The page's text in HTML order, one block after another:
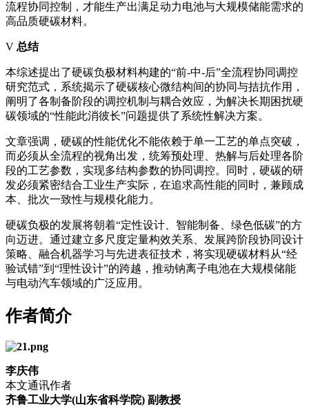
流程协同控制，才能生产出满足动力电池与大规模储能需求的
高品质硬碳材料。
V 总结
本综述提出了硬碳负极材料构建的“前-中-后”全流程协同调控
研究范式，系统揭示了硬碳核心微结构间的协同与拮抗作用，
阐明了各制备阶段的调控机制与耦合效应，为解决长期困扰硬
碳领域的“性能此消彼长”问题提供了系统性解决方案。
文章强调，硬碳的性能优化不能依赖于单一工艺的单点突破，
而必须从全流程的视角出发，统筹预处理、热解与后处理各阶
段的工艺参数，实现多结构参数的协同调控。同时，硬碳的研
发必须紧密结合工业生产实际，在追求高性能的同时，兼顾成
本、批次一致性与规模化能力。
硬碳负极的发展将朝着“定性设计、智能制备、绿色低碳”的方
向迈进。通过建立多尺度定量构效关系、发展跨阶段协同设计
策略、融合机器学习与先进表征技术，将实现硬碳材料从“经
验试错”到“理性设计”的跨越，推动钠离子电池在大规模储能
与电动汽车领域的广泛应用。
作者简介
李庆伟
本文通讯作者
齐鲁工业大学(山东省科学院) 副教授